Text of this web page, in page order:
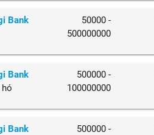
Bank
50000 -
500000000
Bank
hó
500000 -
100000000
Bank
500000 -